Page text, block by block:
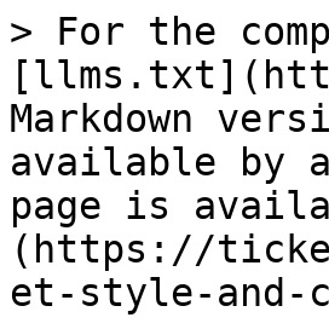
> For the
Markdown
available by
page is
(https://
et-style-and-